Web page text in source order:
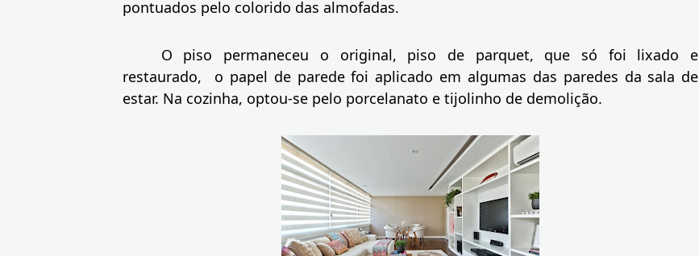
pontuados pelo colorido das almofadas.
O piso permaneceu o original, piso de parquet, que só foi lixado e
restaurado, o papel de parede foi aplicado em algumas das paredes da sala de
estar. Na cozinha, optou-se pelo porcelanato e tijolinho de demolição.